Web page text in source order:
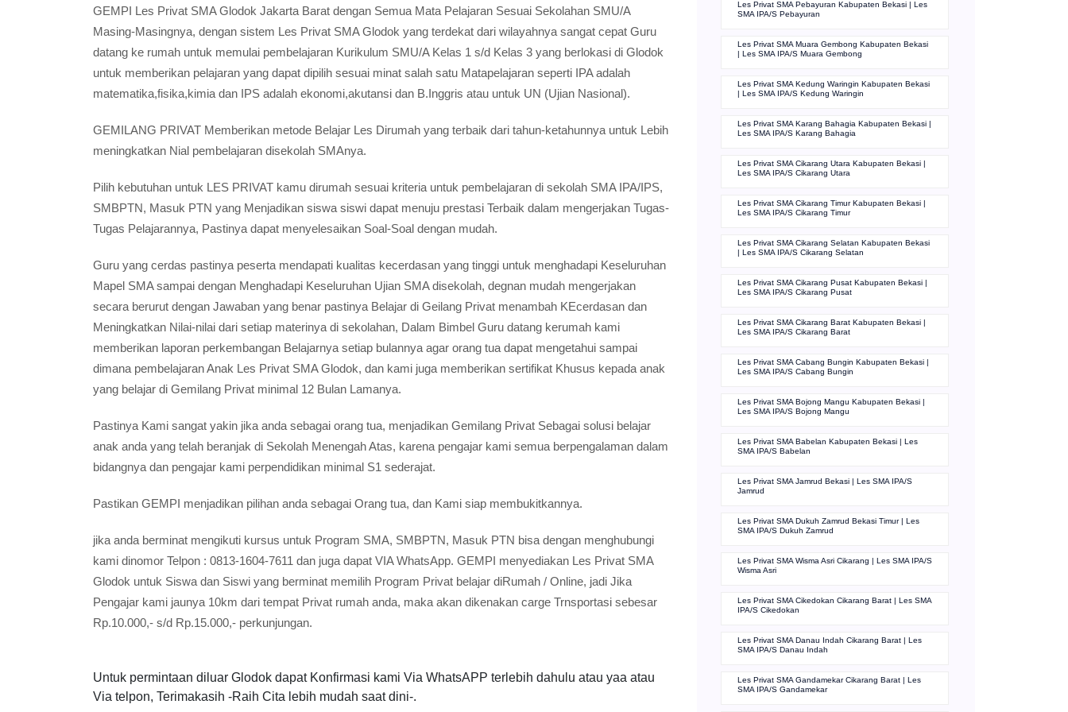
GEMPI Les Privat SMA Glodok Jakarta Barat dengan Semua Mata Pelajaran Sesuai Sekolahan SMU/A
Masing-Masingnya, dengan sistem Les Privat SMA Glodok yang terdekat dari wilayahnya sangat cepat Guru
datang ke rumah untuk memulai pembelajaran Kurikulum SMU/A Kelas 1 s/d Kelas 3 yang berlokasi di Glodok
untuk memberikan pelajaran yang dapat dipilih sesuai minat salah satu Matapelajaran seperti IPA adalah
matematika,fisika,kimia dan IPS adalah ekonomi,akutansi dan B.Inggris atau untuk UN (Ujian Nasional).
GEMILANG PRIVAT Memberikan metode Belajar Les Dirumah yang terbaik dari tahun-ketahunnya untuk Lebih
meningkatkan Nial pembelajaran disekolah SMAnya.
Pilih kebutuhan untuk LES PRIVAT kamu dirumah sesuai kriteria untuk pembelajaran di sekolah SMA IPA/IPS,
SMBPTN, Masuk PTN yang Menjadikan siswa siswi dapat menuju prestasi Terbaik dalam mengerjakan Tugas-
Tugas Pelajarannya, Pastinya dapat menyelesaikan Soal-Soal dengan mudah.
Guru yang cerdas pastinya peserta mendapati kualitas kecerdasan yang tinggi untuk menghadapi Keseluruhan
Mapel SMA sampai dengan Menghadapi Keseluruhan Ujian SMA disekolah, degnan mudah mengerjakan
secara berurut dengan Jawaban yang benar pastinya Belajar di Geilang Privat menambah KEcerdasan dan
Meningkatkan Nilai-nilai dari setiap materinya di sekolahan, Dalam Bimbel Guru datang kerumah kami
memberikan laporan perkembangan Belajarnya setiap bulannya agar orang tua dapat mengetahui sampai
dimana pembelajaran Anak Les Privat SMA Glodok, dan kami juga memberikan sertifikat Khusus kepada anak
yang belajar di Gemilang Privat minimal 12 Bulan Lamanya.
Pastinya Kami sangat yakin jika anda sebagai orang tua, menjadikan Gemilang Privat Sebagai solusi belajar
anak anda yang telah beranjak di Sekolah Menengah Atas, karena pengajar kami semua berpengalaman dalam
bidangnya dan pengajar kami perpendidikan minimal S1 sederajat.
Pastikan GEMPI menjadikan pilihan anda sebagai Orang tua, dan Kami siap membukitkannya.
jika anda berminat mengikuti kursus untuk Program SMA, SMBPTN, Masuk PTN bisa dengan menghubungi
kami dinomor Telpon : 0813-1604-7611 dan juga dapat VIA WhatsApp. GEMPI menyediakan Les Privat SMA
Glodok untuk Siswa dan Siswi yang berminat memilih Program Privat belajar diRumah / Online, jadi Jika
Pengajar kami jaunya 10km dari tempat Privat rumah anda, maka akan dikenakan carge Trnsportasi sebesar
Rp.10.000,- s/d Rp.15.000,- perkunjungan.
Untuk permintaan diluar Glodok dapat Konfirmasi kami Via WhatsAPP terlebih dahulu atau yaa atau
Via telpon, Terimakasih -Raih Cita lebih mudah saat dini-.
Les Privat SMA Pebayuran Kabupaten Bekasi | Les
SMA IPA/S Pebayuran
Les Privat SMA Muara Gembong Kabupaten Bekasi
| Les SMA IPA/S Muara Gembong
Les Privat SMA Kedung Waringin Kabupaten Bekasi
| Les SMA IPA/S Kedung Waringin
Les Privat SMA Karang Bahagia Kabupaten Bekasi |
Les SMA IPA/S Karang Bahagia
Les Privat SMA Cikarang Utara Kabupaten Bekasi |
Les SMA IPA/S Cikarang Utara
Les Privat SMA Cikarang Timur Kabupaten Bekasi |
Les SMA IPA/S Cikarang Timur
Les Privat SMA Cikarang Selatan Kabupaten Bekasi
| Les SMA IPA/S Cikarang Selatan
Les Privat SMA Cikarang Pusat Kabupaten Bekasi |
Les SMA IPA/S Cikarang Pusat
Les Privat SMA Cikarang Barat Kabupaten Bekasi |
Les SMA IPA/S Cikarang Barat
Les Privat SMA Cabang Bungin Kabupaten Bekasi |
Les SMA IPA/S Cabang Bungin
Les Privat SMA Bojong Mangu Kabupaten Bekasi |
Les SMA IPA/S Bojong Mangu
Les Privat SMA Babelan Kabupaten Bekasi | Les
SMA IPA/S Babelan
Les Privat SMA Jamrud Bekasi | Les SMA IPA/S
Jamrud
Les Privat SMA Dukuh Zamrud Bekasi Timur | Les
SMA IPA/S Dukuh Zamrud
Les Privat SMA Wisma Asri Cikarang | Les SMA IPA/S
Wisma Asri
Les Privat SMA Cikedokan Cikarang Barat | Les SMA
IPA/S Cikedokan
Les Privat SMA Danau Indah Cikarang Barat | Les
SMA IPA/S Danau Indah
Les Privat SMA Gandamekar Cikarang Barat | Les
SMA IPA/S Gandamekar